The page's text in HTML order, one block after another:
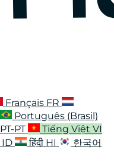
Français FR
Português (Brasil)
PT-PT Tiếng Việt VI
ID हिंदी HI
한국어